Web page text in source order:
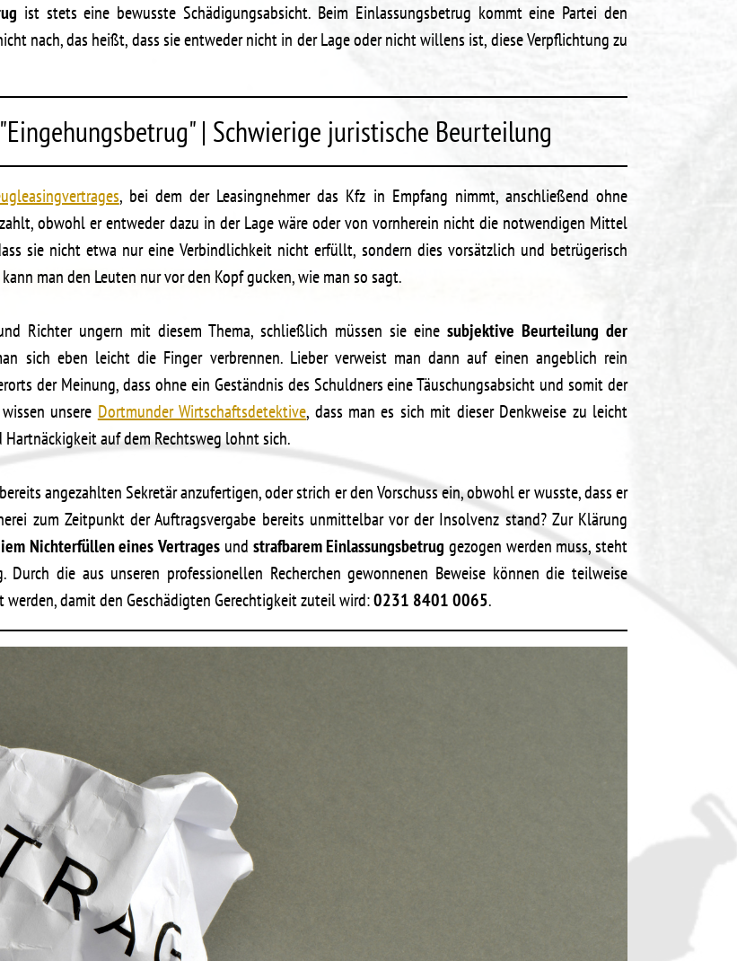
ist stets eine bewusste Schädigungsabsicht. Beim Einlassungsbetrug kommt eine Partei den
nach, das heißt, dass sie entweder nicht in der Lage oder nicht willens ist, diese Verpflichtung zu
| Schwierige juristische Beurteilung
, bei dem der Leasingnehmer das Kfz in Empfang nimmt, anschließend ohne
obwohl er entweder dazu in der Lage wäre oder von vornherein nicht die notwendigen Mittel
sie nicht etwa nur eine Verbindlichkeit nicht erfüllt, sondern dies vorsätzlich und betrügerisch
man den Leuten nur vor den Kopf gucken, wie man so sagt.
Richter ungern mit diesem Thema, schließlich müssen sie eine subjektive Beurteilung der
sich eben leicht die Finger verbrennen. Lieber verweist man dann auf einen angeblich rein
der Meinung, dass ohne ein Geständnis des Schuldners eine Täuschungsabsicht und somit der
unsere Dortmunder Wirtschaftsdetektive, dass man es sich mit dieser Denkweise zu leicht
auf dem Rechtsweg lohnt sich.
angezahlten Sekretär anzufertigen, oder strich er den Vorschuss ein, obwohl er wusste, dass er
zum Zeitpunkt der Auftragsvergabe bereits unmittelbar vor der Insolvenz stand? Zur Klärung
Nichterfüllen eines Vertrages und strafbarem Einlassungsbetrug gezogen werden muss, steht
Durch die aus unseren professionellen Recherchen gewonnenen Beweise können die teilweise
damit den Geschädigten Gerechtigkeit zuteil wird:0231 8401 0065.